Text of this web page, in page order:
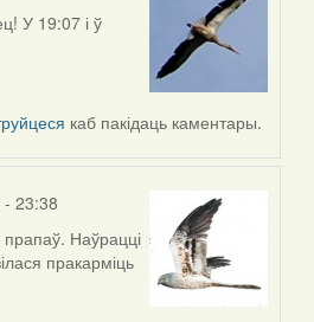
У 19:07 і ў
каб пакідаць каментары.
23:38
Наўрацці
пракарміць